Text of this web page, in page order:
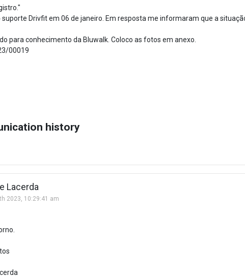
Drivfit em 06 de janeiro. Em resposta me informaram que a
para conhecimento da Bluwalk. Coloco as fotos em anexo.
00019
history
Lacerda
2023, 10:29:41 am